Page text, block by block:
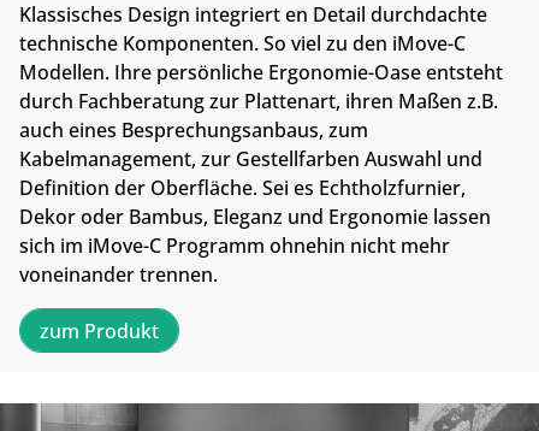
Klassisches Design integriert en Detail durchdachte
technische Komponenten. So viel zu den iMove-C
Modellen. Ihre persönliche Ergonomie-Oase entsteht
durch Fachberatung zur Plattenart, ihren Maßen z.B.
auch eines Besprechungsanbaus, zum
Kabelmanagement, zur Gestellfarben Auswahl und
Definition der Oberfläche. Sei es Echtholzfurnier,
Dekor oder Bambus, Eleganz und Ergonomie lassen
sich im iMove-C Programm ohnehin nicht mehr
voneinander trennen.
zum Produkt